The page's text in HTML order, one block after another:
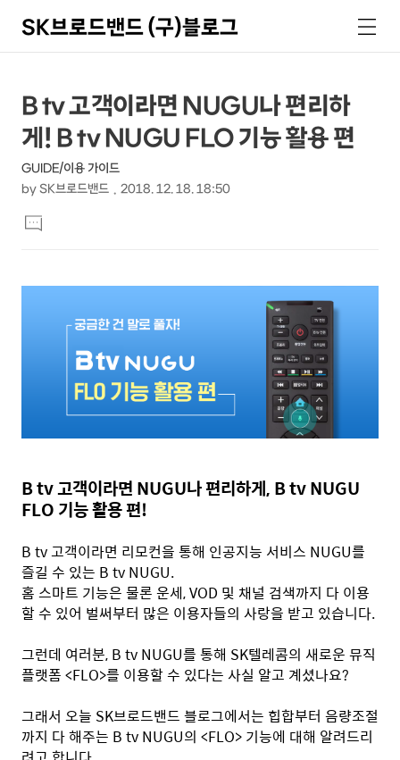
SK브로드밴드 (구)블로그
색
메
뉴
상
세
컨
텐
츠
본
문
제
목
B tv 고객이라면 NUGU나 편리하
게! B tv NUGU FLO 기능 활용 편
GUIDE/이용 가이드
by SK브로드밴드 2018. 12. 18. 18:50
문
댓
글
B tv 고객이라면 NUGU나 편리하게, B tv NUGU
FLO 기능 활용 편!
B tv 고객이라면 리모컨을 통해 인공지능 서비스 NUGU를
즐길 수 있는 B tv NUGU.
홈 스마트 기능은 물론 운세, VOD 및 채널 검색까지 다 이용
할 수 있어 벌써부터 많은 이용자들의 사랑을 받고 있습니다.
그런데 여러분, B tv NUGU를 통해 SK텔레콤의 새로운 뮤직
플랫폼 <FLO>를 이용할 수 있다는 사실 알고 계셨나요?
그래서 오늘 SK브로드밴드 블로그에서는 힙합부터 음량조절
까지 다 해주는 B tv NUGU의 <FLO> 기능에 대해 알려드리